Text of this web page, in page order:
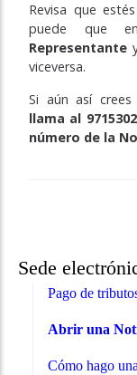
Sede
Pago de
Abrir una
Cómo hago
Revisa que
puede que
Representante
viceversa.
Si aún así
llama al
número de la